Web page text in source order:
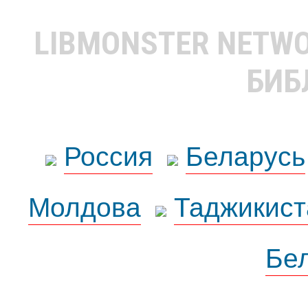
LIBMONSTER
Россия
Беларусь
Молдова